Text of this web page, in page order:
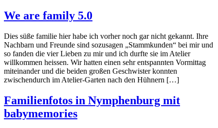
We are family 5.0
Dies süße familie hier habe ich vorher noch gar nicht gekannt. Ihre
Nachbarn und Freunde sind sozusagen „Stammkunden“ bei mir und
so fanden die vier Lieben zu mir und ich durfte sie im Atelier
willkommen heissen. Wir hatten einen sehr entspannten Vormittag
miteinander und die beiden großen Geschwister konnten
zwischendurch im Atelier-Garten nach den Hühnern […]
Familienfotos in Nymphenburg mit
babymemories